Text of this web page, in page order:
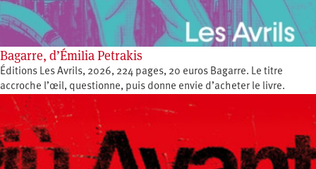
Bagarre, d’Émilia Petrakis
Éditions Les Avrils, 2026, 224 pages, 20 euros Bagarre. Le titre
accroche l’œil, questionne, puis donne envie d’acheter le livre.